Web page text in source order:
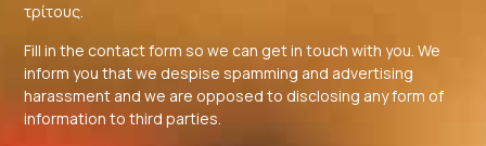
τρίτους.
Fill in the contact form so we can get in touch with you. We
inform you that we despise spamming and advertising
harassment and we are opposed to disclosing any form of
information to third parties.